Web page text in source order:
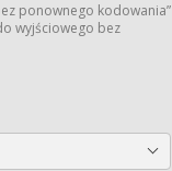
ponownego kodowania”
wyjściowego bez